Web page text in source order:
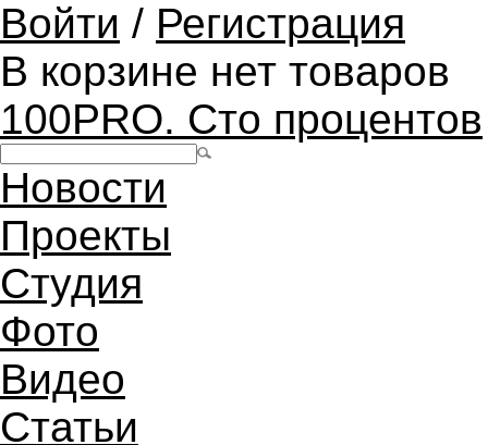
Войти / Регистрация
В корзине нет товаров
100PRO. Сто процентов
Новости
Проекты
Студия
Фото
Видео
Статьи